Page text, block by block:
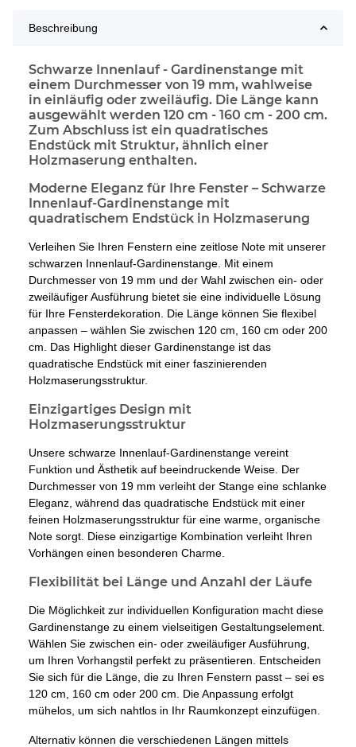
Beschreibung
Schwarze Innenlauf - Gardinenstange mit
einem Durchmesser von 19 mm, wahlweise
in einläufig oder zweiläufig. Die Länge kann
ausgewählt werden 120 cm - 160 cm - 200 cm.
Zum Abschluss ist ein quadratisches
Endstück mit Struktur, ähnlich einer
Holzmaserung enthalten.
Moderne Eleganz für Ihre Fenster – Schwarze
Innenlauf-Gardinenstange mit
quadratischem Endstück in Holzmaserung
Verleihen Sie Ihren Fenstern eine zeitlose Note mit unserer
schwarzen Innenlauf-Gardinenstange. Mit einem
Durchmesser von 19 mm und der Wahl zwischen ein- oder
zweiläufiger Ausführung bietet sie eine individuelle Lösung
für Ihre Fensterdekoration. Die Länge können Sie flexibel
anpassen – wählen Sie zwischen 120 cm, 160 cm oder 200
cm. Das Highlight dieser Gardinenstange ist das
quadratische Endstück mit einer faszinierenden
Holzmaserungsstruktur.
Einzigartiges Design mit
Holzmaserungsstruktur
Unsere schwarze Innenlauf-Gardinenstange vereint
Funktion und Ästhetik auf beeindruckende Weise. Der
Durchmesser von 19 mm verleiht der Stange eine schlanke
Eleganz, während das quadratische Endstück mit einer
feinen Holzmaserungsstruktur für eine warme, organische
Note sorgt. Diese einzigartige Kombination verleiht Ihren
Vorhängen einen besonderen Charme.
Flexibilität bei Länge und Anzahl der Läufe
Die Möglichkeit zur individuellen Konfiguration macht diese
Gardinenstange zu einem vielseitigen Gestaltungselement.
Wählen Sie zwischen ein- oder zweiläufiger Ausführung,
um Ihren Vorhangstil perfekt zu präsentieren. Entscheiden
Sie sich für die Länge, die zu Ihren Fenstern passt – sei es
120 cm, 160 cm oder 200 cm. Die Anpassung erfolgt
mühelos, um sich nahtlos in Ihr Raumkonzept einzufügen.
Alternativ können die verschiedenen Längen mittels